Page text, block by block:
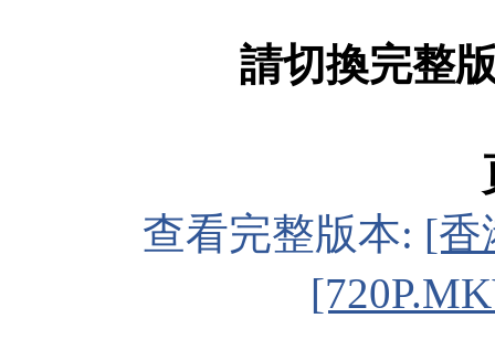
請切換完整
查看完整版本: [香